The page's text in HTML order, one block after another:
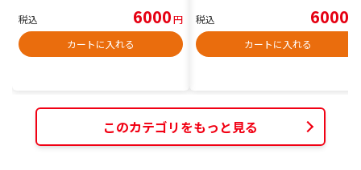
税込 6000円
カートに入れる
税込 6000
カートに入れる
このカテゴリをもっと見る